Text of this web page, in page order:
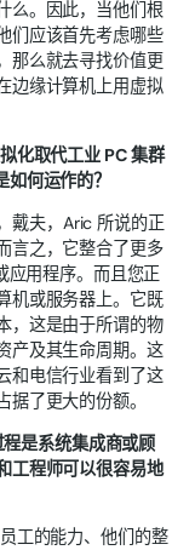
么。因此，当他们根
们应该首先考虑哪些
那么就去寻找价值更
边缘计算机上用虚拟
化取代工业 PC 集群
何运作的？
戴夫，Aric 所说的正
言之，它整合了更多
应用程序。而且您正
机或服务器上。它既
，这是由于所谓的物
产及其生命周期。这
和电信行业看到了这
了更大的份额。
是系统集成商或顾
工程师可以很容易地
工的能力、他们的整